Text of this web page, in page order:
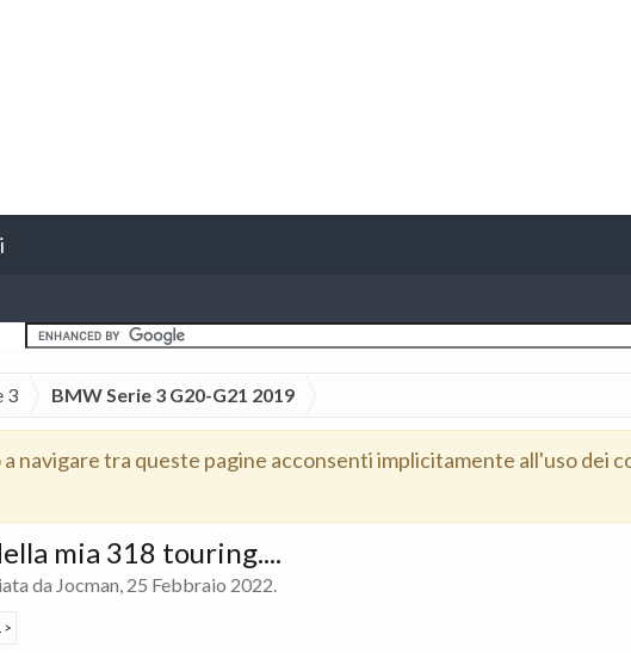
3 BMW Serie 3 G20-G21 2019
navigare tra queste pagine acconsenti implicitamente all'uso dei
mia 318 touring....
da Jocman, 25 Febbraio 2022.
>